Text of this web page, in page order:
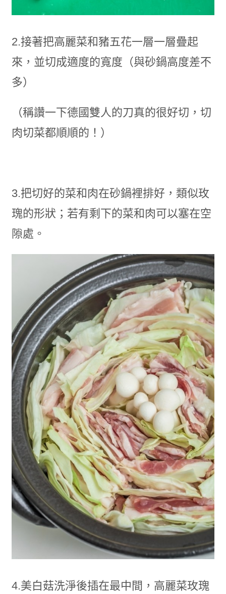
2.接著把高麗菜和豬五花一層一層疊起
來，並切成適度的寬度（與砂鍋高度差不
多）
（稱讚一下德國雙人的刀真的很好切，切
肉切菜都順順的！）
3.把切好的菜和肉在砂鍋裡排好，類似玫
瑰的形狀；若有剩下的菜和肉可以塞在空
隙處。
4.美白菇洗淨後插在最中間，高麗菜玫瑰